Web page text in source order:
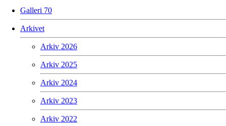
Galleri 70
Arkivet
Arkiv 2026
Arkiv 2025
Arkiv 2024
Arkiv 2023
Arkiv 2022